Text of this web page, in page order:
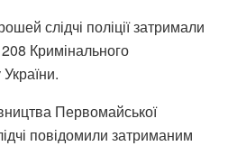
слідчі поліції затримали
Кримінального
Первомайської
повідомили затриманим